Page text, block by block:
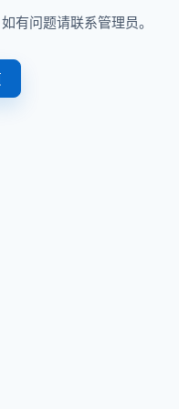
有问题请联系管理员。